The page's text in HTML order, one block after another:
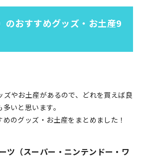
のおすすめグッズ・お土産9
ズやお土産があるので、どれを買えば良
いと思います。
のグッズ・お土産をまとめました！
ツ（スーパー・ニンテンドー・ワ